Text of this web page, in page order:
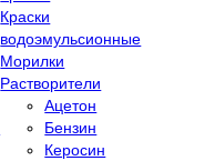
Краски
водоэмульсионные
Морилки
Растворители
Ацетон
Бензин
Керосин